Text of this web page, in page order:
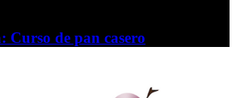
Curso de pan casero